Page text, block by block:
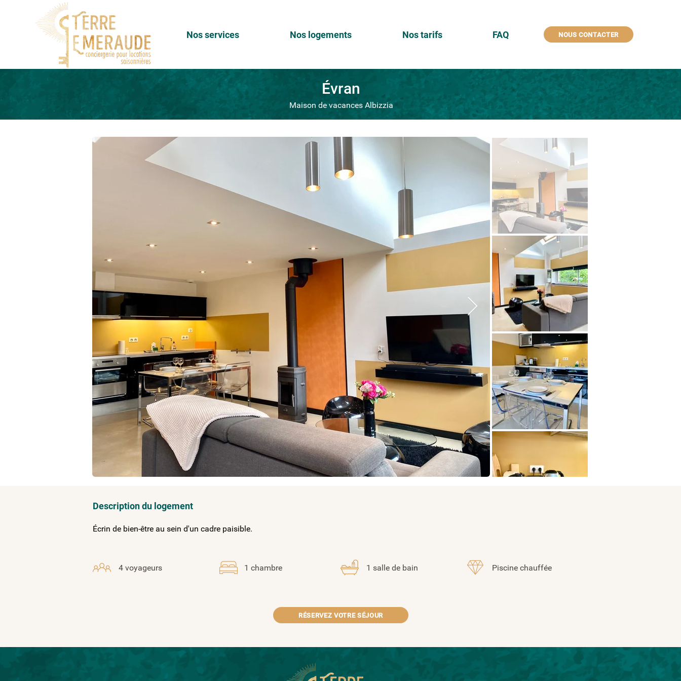
Nos services Nos logements Nos tarifs FAQ NOUS CONTACTER
Évran
Maison de vacances Albizzia
Description du logement
Écrin de bien-être au sein d'un cadre paisible.
4 voyageurs 1 chambre 1 salle de bain Piscine chauffée
RÉSERVEZ VOTRE SÉJOUR